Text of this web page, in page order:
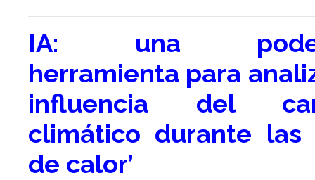
IA: una
herramienta para
influencia del
climático durante las
de calor’